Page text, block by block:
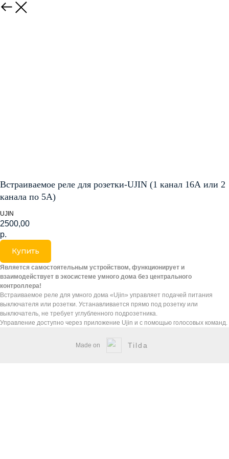
Назад
Встраиваемое реле для розетки-UJIN (1 канал 16А или 2
канала по 5А)
UJIN
2500,00
р.
Купить
Является самостоятельным устройством, функционирует и
взаимодействует в экосистеме умного дома без центрального
контроллера!
Встраиваемое реле для умного дома «Ujin» управляет подачей питания
выключателя или розетки. Устанавливается прямо под розетку или
выключатель, не требует углубленного подрозетника.
Управление доступно через приложение Ujin и с помощью голосовых команд.
Made on Tilda